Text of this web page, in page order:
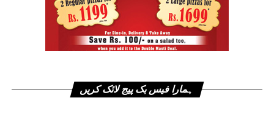
ہمارا فیس بک پیج لائک کریں